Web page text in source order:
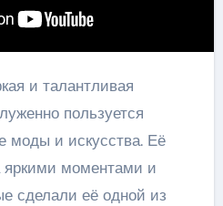
и талантливая
пользуется
моды и искусства. Её
яркими моментами и
сделали её одной из